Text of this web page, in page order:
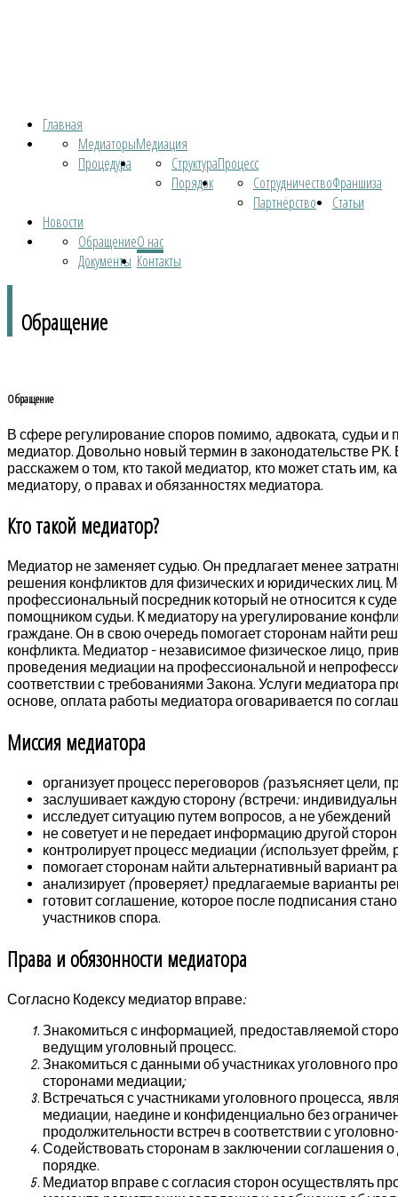
Главная
Медиация
Медиаторы
Процедура
Процесс
Структура
Порядок
Франшиза
Сотрудничество
Партнёрство
Статьи
Новости
О нас
Обращение
Документы Контакты
Обращение
Обращение
В сфере регулирование споров помимо, адвоката, судьи и
медиатор. Довольно новый термин в законодательстве
расскажем о том, кто такой медиатор, кто может стать им,
медиатору, о правах и обязанностях медиатора.
Кто такой медиатор?
Медиатор не заменяет судью. Он предлагает менее
решения конфликтов для физических и юридических лиц.
профессиональный посредник который не относится к
помощником судьи. К медиатору на урегулирование
граждане. Он в свою очередь помогает сторонам найти
конфликта. Медиатор - независимое физическое лицо,
проведения медиации на профессиональной и
соответствии с требованиями Закона. Услуги медиатора
основе, оплата работы медиатора оговаривается по
Миссия медиатора
организует процесс переговоров (разъясняет цели,
заслушивает каждую сторону (встречи:
исследует ситуацию путем вопросов, а не убеждений
не советует и не передает информацию другой
контролирует процесс медиации (использует
помогает сторонам найти альтернативный вариант
анализирует (проверяет) предлагаемые варианты
готовит соглашение, которое после подписания
участников спора.
Права и обязонности медиатора
Согласно Кодексу медиатор вправе:
Знакомиться с информацией, предоставляемой
ведущим уголовный процесс.
Знакомиться с данными об участниках уголовного
сторонами медиации;
Встречаться с участниками уголовного процесса,
медиации, наедине и конфиденциально без
продолжительности встреч в соответствии с
Содействовать сторонам в заключении соглашения
порядке.
Медиатор вправе с согласия сторон осуществлять